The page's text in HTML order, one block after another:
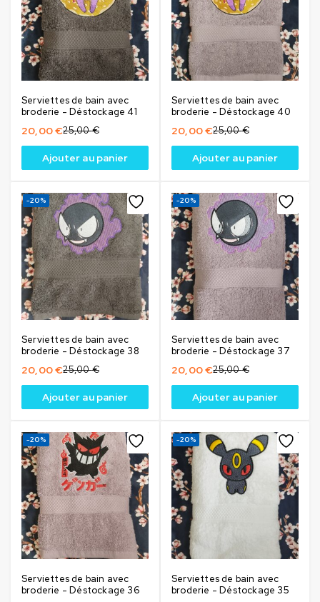
Serviettes de bain avec
broderie - Déstockage 41
25,00€
20,00€
Ajouter au panier
Serviettes de bain avec
broderie - Déstockage 40
25,00€
20,00€
Ajouter au panier
-20%
Serviettes de bain avec
broderie - Déstockage 38
25,00€
20,00€
Ajouter au panier
-20%
Serviettes de bain avec
broderie - Déstockage 37
25,00€
20,00€
Ajouter au panier
-20%
Serviettes de bain avec
broderie - Déstockage 36
-20%
Serviettes de bain avec
broderie - Déstockage 35